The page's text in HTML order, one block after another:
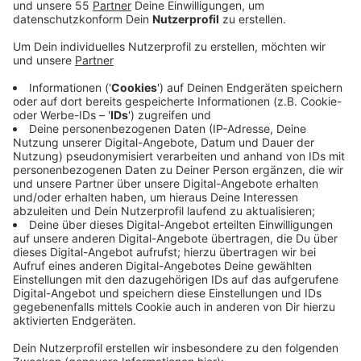
Anzeige
In der Klärschlamm-Verbrennungsanlage der
Entsorgungsgesellschaft Krefeld entstehen schon
Strom und Wärme aus Restmüll, Klärschlamm und
Abwasser. Biomethan-Gas soll entstehen, ins Gasnetz
eingespeist werden - und so umweltfreundlich Strom
und Wärme erzeugen. Was sehr abstrakt klingt, wird
für die SWK und die EGK bald Realität. Die Anlage
steht demnach kurz vor der Inbetriebnahme. Die SWK
arbeitet dafür mit der Thyssengas zusammen. Beide
Firmen haben je rund 7 Millionen Euro in das Projekt
investiert. Mit Blick auf den Ausstieg aus der Kohle-
und Kernenergie habe die Biogas-Anlage höchste
Relevanz, heißt es. Denn klimaneutrale Gase wie
Biomethan seien eine Möglichkeit für klimafreundliche